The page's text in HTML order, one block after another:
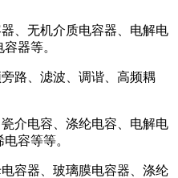
、无机介质电容器、电解电
器等。
路、滤波、调谐、高频耦
介电容、涤纶电容、电解电
容等等。
容器、玻璃膜电容器、涤纶